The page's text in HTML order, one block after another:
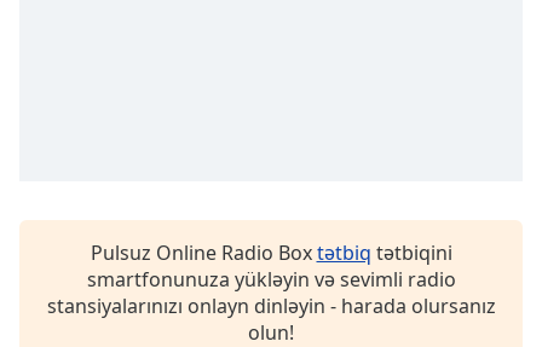
Font
Pulsuz Online Radio Boxtətbiq tətbiqini
smartfonunuza yükləyin və sevimli radio
stansiyalarınızı onlayn dinləyin - harada olursanız
olun!